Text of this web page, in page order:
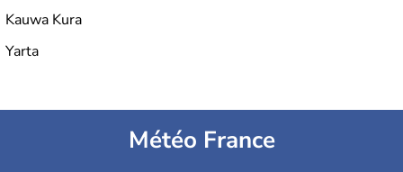
Kauwa Kura
Yarta
Météo France